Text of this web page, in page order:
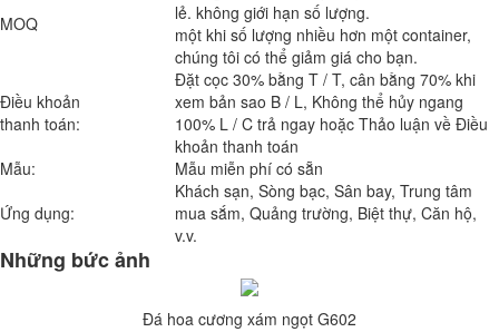
MOQ
lẻ. không giới hạn số lượng.
một khi số lượng nhiều hơn một container,
chúng tôi có thể giảm giá cho bạn.
Điều khoản
thanh toán:
Đặt cọc 30% bằng T / T, cân bằng 70% khi
xem bản sao B / L, Không thể hủy ngang
100% L / C trả ngay hoặc Thảo luận về Điều
khoản thanh toán
Mẫu:
Mẫu miễn phí có sẵn
Ứng dụng:
Khách sạn, Sòng bạc, Sân bay, Trung tâm
mua sắm, Quảng trường, Biệt thự, Căn hộ,
v.v.
Những bức ảnh
Đá hoa cương xám ngọt G602